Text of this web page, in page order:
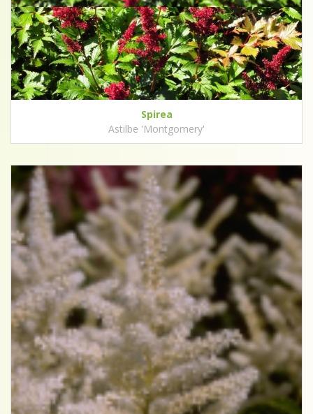
Spirea
Astilbe 'Montgomery'